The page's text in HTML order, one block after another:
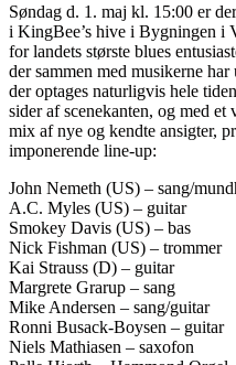
Søndag d. 1. maj kl. 15:00 er
i KingBee’s hive i Bygningen i
for landets største blues
der sammen med musikerne
der optages naturligvis hele
sider af scenekanten, og med et
mix af nye og kendte ansigter,
imponerende line-up:
John Nemeth (US) – sang/
A.C. Myles (US) – guitar
Smokey Davis (US) – bas
Nick Fishman (US) – trommer
Kai Strauss (D) – guitar
Margrete Grarup – sang
Mike Andersen – sang/guitar
Ronni Busack-Boysen – guitar
Niels Mathiasen – saxofon